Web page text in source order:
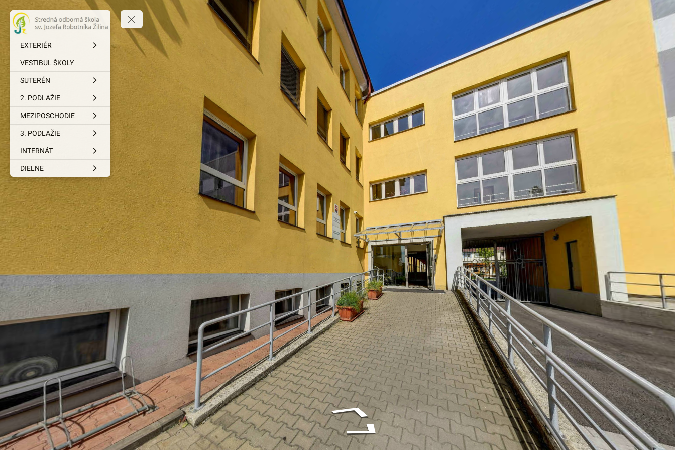
EXTERIÉR
VESTIBUL ŠKOLY
SUTERÉN
2. PODLAŽIE
MEZIPOSCHODIE
3. PODLAŽIE
INTERNÁT
DIELNE